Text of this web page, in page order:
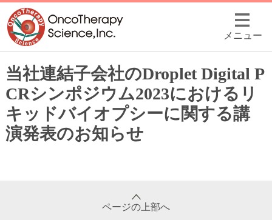
メニュー
当社連結子会社のDroplet Digital P
CRシンポジウム2023におけるリ
キッドバイオプシーに関する講
演発表のお知らせ
ページの上部へ